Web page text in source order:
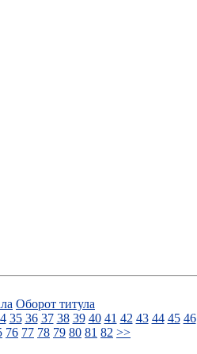
Оборот титула
35 36 37 38 39 40 41 42 43 44 45 46
76 77 78 79 80 81 82 >>